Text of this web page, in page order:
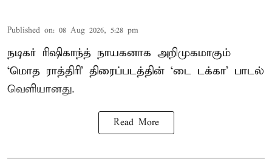
Published on: 08 Aug 2026, 5:28 pm
நடிகர் ரிஷிகாந்த் நாயகனாக அறிமுகமாகும்
‘மொத ராத்திரி’ திரைப்படத்தின் ‘டை டக்கா’ பாடல்
வெளியானது.
Read More